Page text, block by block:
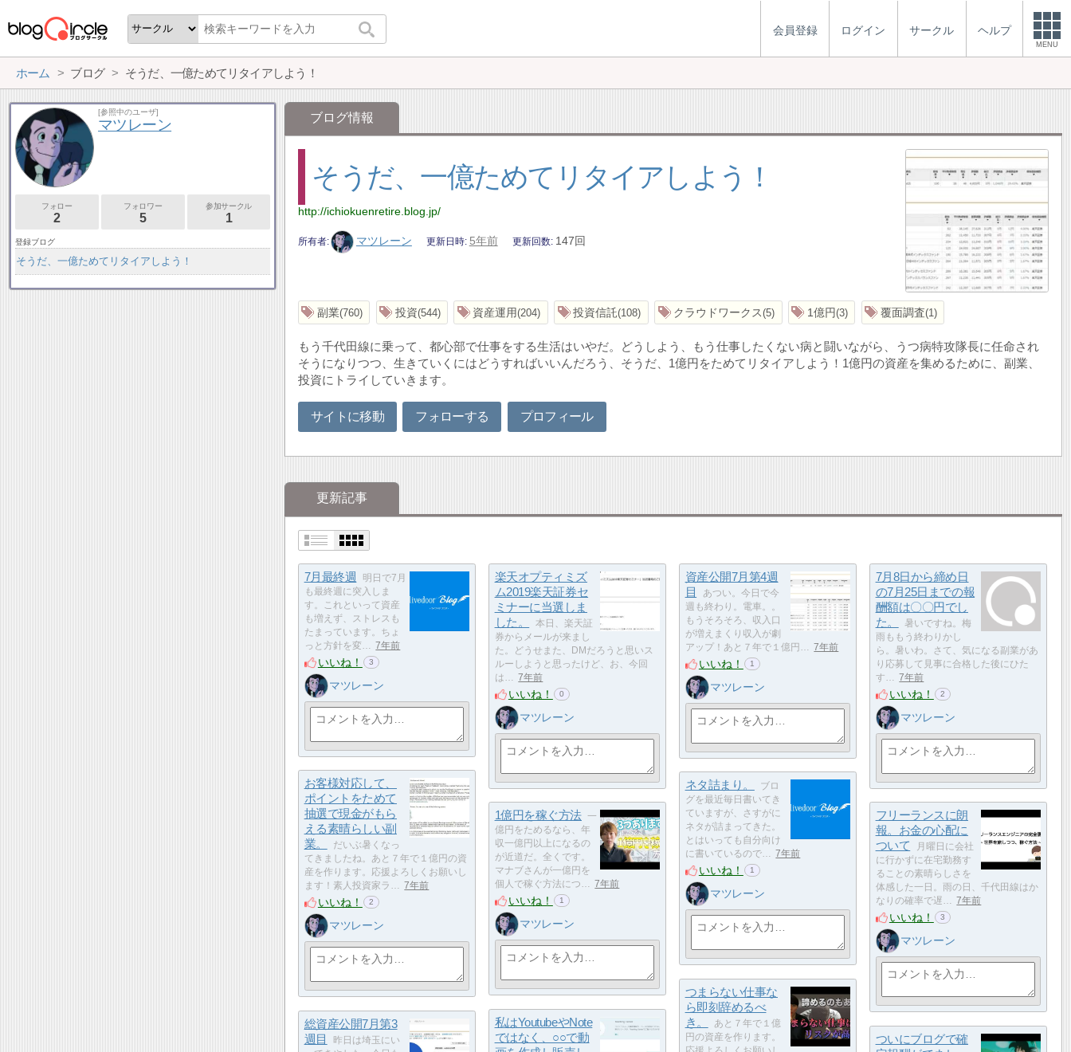
会員登録 ログイン サークル ヘルプ
MENU
ホーム ブログ そうだ、一億ためてリタイアしよう！
ブログ情報
そうだ、一億ためてリタイアしよう！
http://ichiokuenretire.blog.jp/
所有者 マツレーン 更新日時 5年前 更新回数 147回
副業 760 投資 544 資産運用 204 投資信託 108 クラウドワークス 5 1億円 3 覆面調査 1
もう千代田線に乗って、都心部で仕事をする生活はいやだ。どうしよう、もう仕事したくない病と闘いながら、うつ病特攻隊長に任命され
そうになりつつ、生きていくにはどうすればいいんだろう、そうだ、1億円をためてリタイアしよう！1億円の資産を集めるために、副業、
投資にトライしていきます。
サイトに移動 フォローする プロフィール
更新記事
7月最終週
明日で7月
も最終週に突入しま
す。これといって資産
も増えず、ストレスも
たまっています。ちょ
っと方針を変…
7年前
いいね！ 3
マツレーン
楽天オプティミズ
ム2019楽天証券セ
ミナーに当選しま
した。
本日、楽天証
券からメールが来まし
た。どうせまた、DMだろうと思いス
ルーしようと思ったけど、お、今回
は…
7年前
いいね！ 0
マツレーン
資産公開7月第4週
目
あつい。今日で今
週も終わり。電車。。
もうそろそろ、収入口
が増えまくり収入が劇
アップ！あと７年で１億円…
7年前
いいね！ 1
マツレーン
7月8日から締め日
の7月25日までの報
酬額は〇〇円でし
た。
暑いですね。梅
雨ももう終わりかし
ら。暑いわ。さて、気になる副業があ
り応募して見事に合格した後にひた
す…
7年前
いいね！ 2
マツレーン
お客様対応して、
ポイントをためて
抽選で現金がもら
える素晴らしい副
業。
だいぶ暑くなっ
てきましたね。あと７年で１億円の資
産を作ります。応援よろしくお願いし
ます！素人投資家ラ…
7年前
いいね！ 2
マツレーン
ネタ詰まり。
ブロ
グを最近毎日書いてき
ていますが、さすがに
ネタが詰まってきた。
とはいっても自分向け
に書いているので…
7年前
いいね！ 1
マツレーン
1億円を稼ぐ方法
一
億円をためるなら、年
収一億円以上になるの
が近道だ。全くです。
マナブさんが一億円を
個人で稼ぐ方法につ…
7年前
いいね！ 1
マツレーン
フリーランスに朗
報。お金の心配に
ついて
月曜日に会社
に行かずに在宅勤務す
ることの素晴らしさを
体感した一日。雨の日、千代田線はか
なりの確率で遅…
7年前
いいね！ 3
マツレーン
つまらない仕事な
ら即刻辞めるべ
き。
あと７年で１億
円の資産を作ります。
私はYoutubeやNote
ではなく、○○で動
総資産公開7月第3
週目
昨日は埼玉にい
ついにブログで確
[参照中のユーザ]
マツレーン
フォロー
2
フォロワー
5
参加サークル
1
登録ブログ
そうだ、一億ためてリタイアしよう！